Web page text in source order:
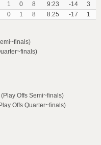
1 0 8 9:23 -14
3
0 1 8 8:25 -17 1
Offs Semi~finals)
Offs Quarter~finals)